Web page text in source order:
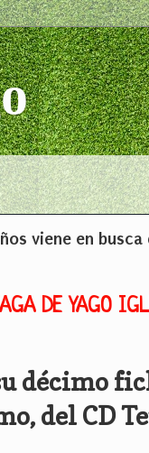
viene en
DE YAGO
décimo
del CD